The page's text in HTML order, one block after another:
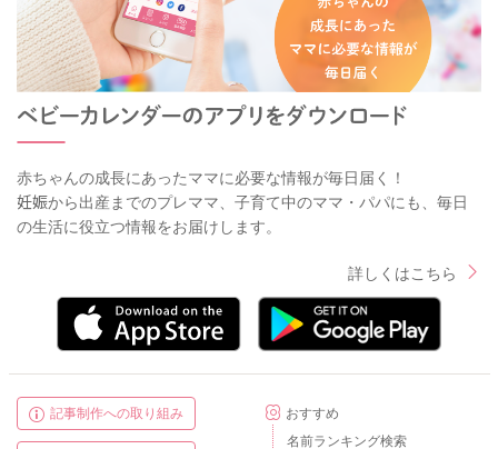
赤ちゃんの成長にあったママに必要な情報が毎日届く！
妊娠から出産までのプレママ、子育て中のママ・パパにも、毎日
の生活に役立つ情報をお届けします。
詳しくはこちら
記事制作への取り組み
おすすめ
名前ランキング検索